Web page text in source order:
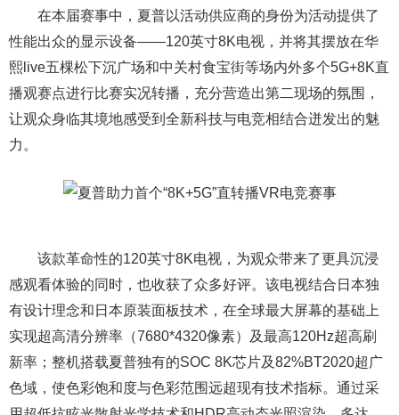
在本届赛事中，夏普以活动供应商的身份为活动提供了
性能出众的显示设备——120英寸8K电视，并将其摆放在华
熙live五棵松下沉广场和中关村食宝街等场内外多个5G+8K直
播观赛点进行比赛实况转播，充分营造出第二现场的氛围，
让观众身临其境地感受到全新科技与电竞相结合迸发出的魅
力。
该款革命性的120英寸8K电视，为观众带来了更具沉浸
感观看体验的同时，也收获了众多好评。该电视结合日本独
有设计理念和日本原装面板技术，在全球最大屏幕的基础上
实现超高清分辨率（7680*4320像素）及最高120Hz超高刷
新率；整机搭载夏普独有的SOC 8K芯片及82%BT2020超广
色域，使色彩饱和度与色彩范围远超现有技术指标。通过采